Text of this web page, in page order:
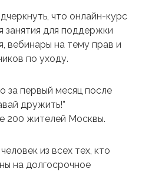
что онлайн-курс
занятия для поддержки
вебинары на тему прав и
по уходу.
за первый месяц после
дружить!”
200 жителей Москвы.
из всех тех, кто
на долгосрочное